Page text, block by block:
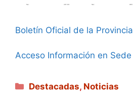
Boletín Oficial de la
Acceso Información en
Categorías
Destacadas, Noticias